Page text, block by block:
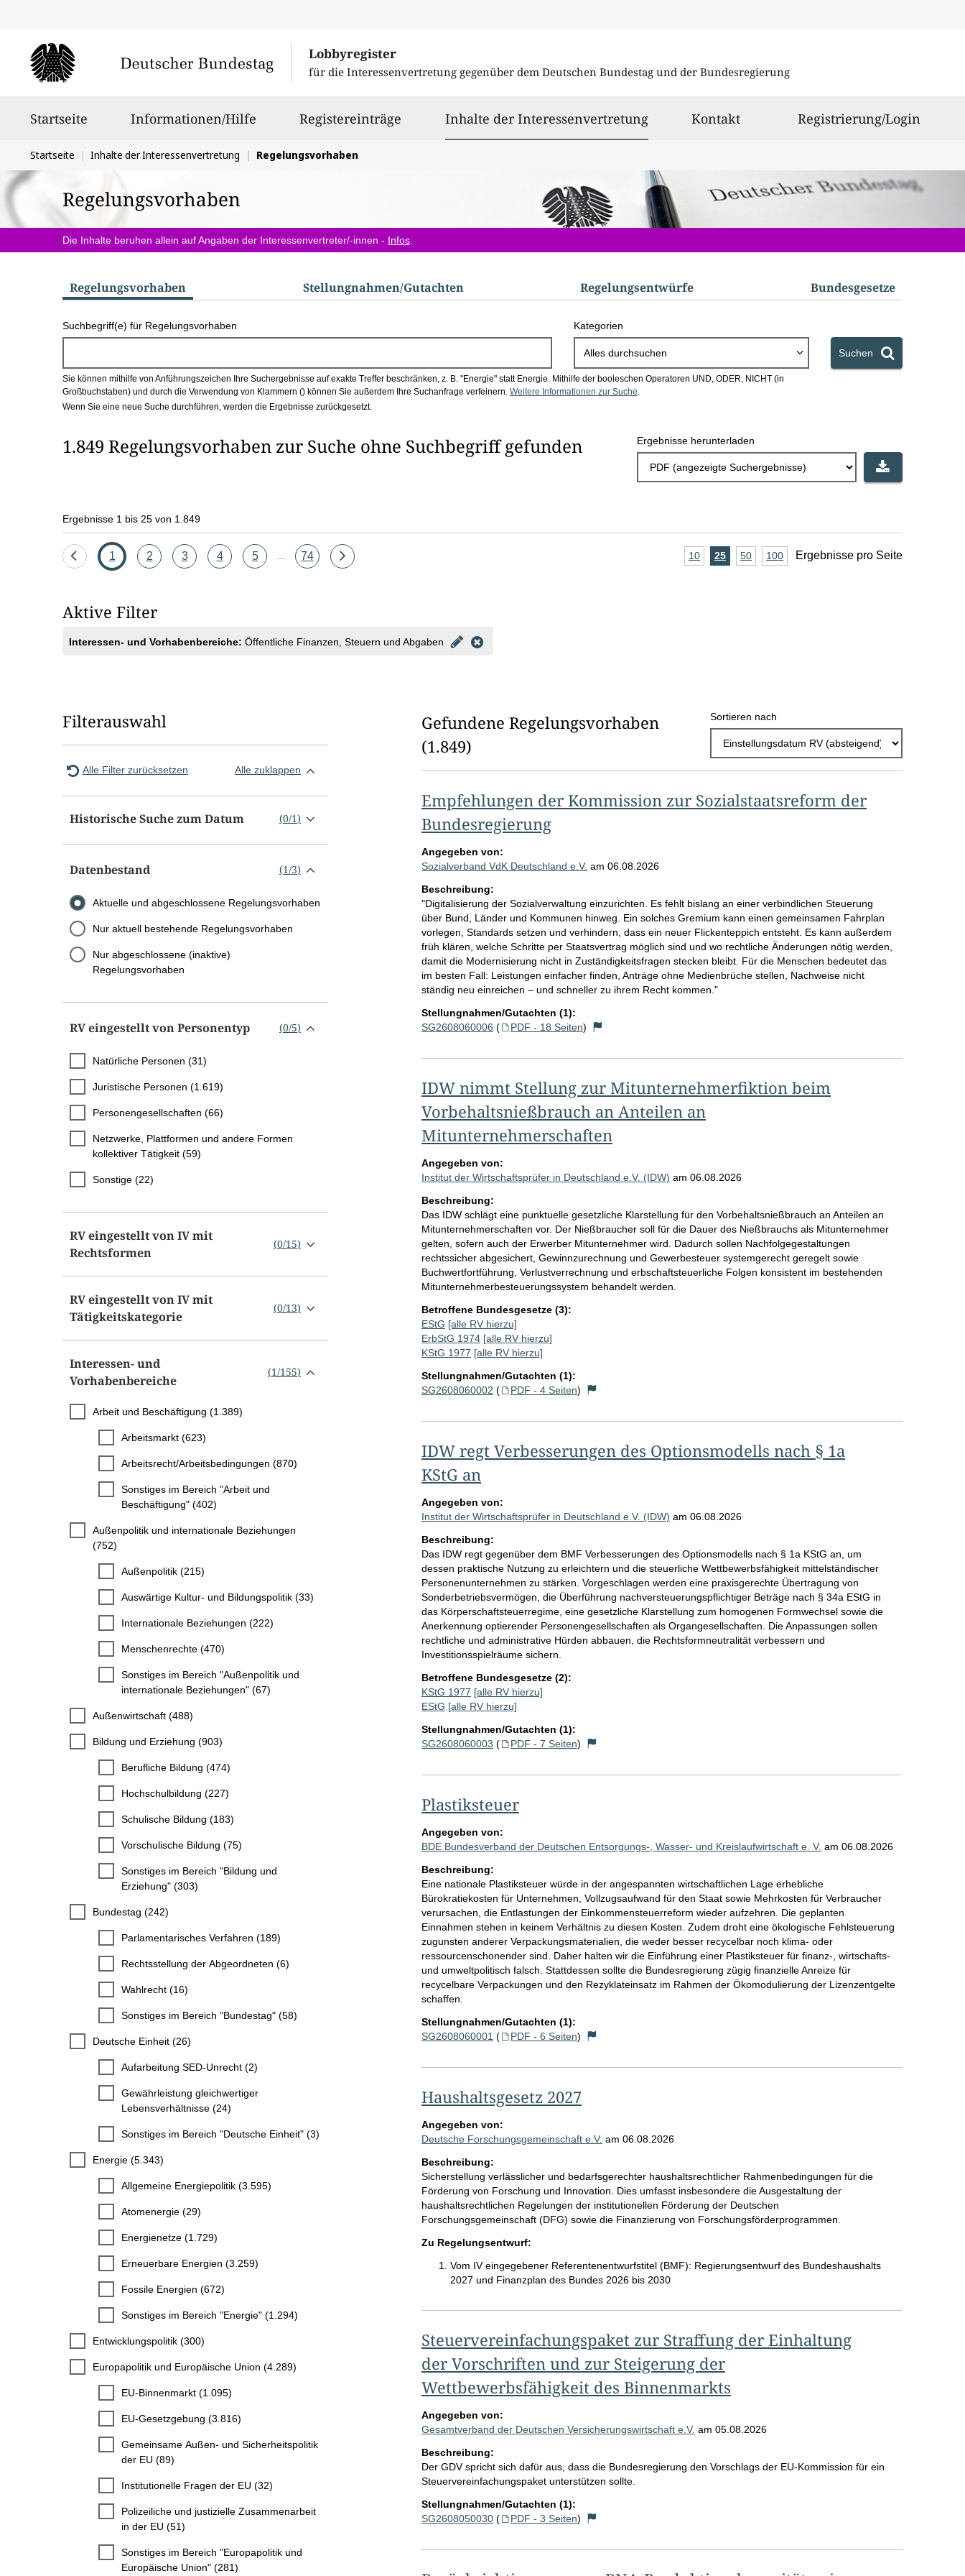
Lobbyregister
für die Interessenvertretung gegenüber dem Deutschen Bundestag und der Bundesregierung
Startseite Informationen/Hilfe Registereinträge Inhalte der Interessenvertretungausgewählt
Kontakt Registrierung/Login
Sie
befinden
sich
hier:
Startseite Inhalte der Interessenvertretung Regelungsvorhaben
Regelungsvorhaben
Die Inhalte beruhen allein auf Angaben der Interessenvertreter/-innen - Infos
S
u
c
h
b
x
Regelungs­vorhaben Stellungnahmen/​Gutachten Regelungs­entwürfe Bundes­gesetze
Suchbegriff(e) für Regelungsvorhaben Kategorien
Alles durchsuchen Suchen
Sie können mithilfe von Anführungszeichen Ihre Suchergebnisse auf exakte Treffer beschränken, z. B. "Energie" statt Energie. Mithilfe der booleschen Operatoren UND, ODER, NICHT (in
Großbuchstaben) und durch die Verwendung von Klammern () können Sie außerdem Ihre Suchanfrage verfeinern. Weitere Informationen zur Suche.
Wenn Sie eine neue Suche durchführen, werden die Ergebnisse zurückgesetzt.
1.849 Regelungsvorhaben zur Suche ohne Suchbegriff gefunden Ergebnisse herunterladen
Ergebnisse 1 bis 25 von 1.849
Eine
Seite
1 Seite
2 Seite
3 Seite
4 Seite
5 Seite
74
Eine
A
e
b
e
p
r
o
i
e
10Ergebnisse
25Ergebnisse
50Ergebnisse
100Ergebnisse
Ergebnisse pro Seite
Aktive Filter
Interessen- und Vorhabenbereiche: Öffentliche Finanzen, Steuern und Abgaben
Filterauswahl
Alle Filter zurücksetzen Alle zuklappen
Historische Suche zum Datum (0/1)
Datenbestand (1/3)
Aktuelle und abgeschlossene Regelungsvorhaben
Nur aktuell bestehende Regelungsvorhaben
Nur abgeschlossene (inaktive)
Regelungsvorhaben
RV eingestellt von Personentyp (0/5)
Natürliche Personen (31)
Juristische Personen (1.619)
Personengesellschaften (66)
Netzwerke, Plattformen und andere Formen
kollektiver Tätigkeit (59)
Sonstige (22)
RV eingestellt von IV mit
Rechtsformen
(0/15)
RV eingestellt von IV mit
Tätigkeitskategorie
(0/13)
Interessen- und
Vorhabenbereiche
(1/155)
Arbeit und Beschäftigung (1.389)
Arbeitsmarkt (623)
Arbeitsrecht/Arbeitsbedingungen (870)
Sonstiges im Bereich "Arbeit und
Beschäftigung" (402)
Außenpolitik und internationale Beziehungen
(752)
Außenpolitik (215)
Auswärtige Kultur- und Bildungspolitik (33)
Internationale Beziehungen (222)
Menschenrechte (470)
Sonstiges im Bereich "Außenpolitik und
internationale Beziehungen" (67)
Außenwirtschaft (488)
Bildung und Erziehung (903)
Berufliche Bildung (474)
Hochschulbildung (227)
Schulische Bildung (183)
Vorschulische Bildung (75)
Sonstiges im Bereich "Bildung und
Erziehung" (303)
Bundestag (242)
Parlamentarisches Verfahren (189)
Rechtsstellung der Abgeordneten (6)
Wahlrecht (16)
Sonstiges im Bereich "Bundestag" (58)
Deutsche Einheit (26)
Aufarbeitung SED-Unrecht (2)
Gewährleistung gleichwertiger
Lebensverhältnisse (24)
Sonstiges im Bereich "Deutsche Einheit" (3)
Energie (5.343)
Allgemeine Energiepolitik (3.595)
Atomenergie (29)
Energienetze (1.729)
Erneuerbare Energien (3.259)
Fossile Energien (672)
Sonstiges im Bereich "Energie" (1.294)
Entwicklungspolitik (300)
Europapolitik und Europäische Union (4.289)
EU-Binnenmarkt (1.095)
EU-Gesetzgebung (3.816)
Gemeinsame Außen- und Sicherheitspolitik
der EU (89)
Institutionelle Fragen der EU (32)
Polizeiliche und justizielle Zusammenarbeit
in der EU (51)
Sonstiges im Bereich "Europapolitik und
Europäische Union" (281)
Gefundene Regelungsvorhaben
(1.849)
Sortieren nach
Empfehlungen der Kommission zur Sozialstaatsreform der
Bundesregierung
Angegeben von:
Sozialverband VdK Deutschland e.V. am 06.08.2026
Beschreibung:
"Digitalisierung der Sozialverwaltung einzurichten. Es fehlt bislang an einer verbindlichen Steuerung
über Bund, Länder und Kommunen hinweg. Ein solches Gremium kann einen gemeinsamen Fahrplan
vorlegen, Standards setzen und verhindern, dass ein neuer Flickenteppich entsteht. Es kann außerdem
früh klären, welche Schritte per Staatsvertrag möglich sind und wo rechtliche Änderungen nötig werden,
damit die Modernisierung nicht in Zuständigkeitsfragen stecken bleibt. Für die Menschen bedeutet das
im besten Fall: Leistungen einfacher finden, Anträge ohne Medienbrüche stellen, Nachweise nicht
ständig neu einreichen – und schneller zu ihrem Recht kommen."
Stellungnahmen/Gutachten (1):
SG2608060006 ( PDF - 18 Seiten)
IDW nimmt Stellung zur Mitunternehmerfiktion beim
Vorbehaltsnießbrauch an Anteilen an
Mitunternehmerschaften
Angegeben von:
Institut der Wirtschaftsprüfer in Deutschland e.V. (IDW) am 06.08.2026
Beschreibung:
Das IDW schlägt eine punktuelle gesetzliche Klarstellung für den Vorbehaltsnießbrauch an Anteilen an
Mitunternehmerschaften vor. Der Nießbraucher soll für die Dauer des Nießbrauchs als Mitunternehmer
gelten, sofern auch der Erwerber Mitunternehmer wird. Dadurch sollen Nachfolgegestaltungen
rechtssicher abgesichert, Gewinnzurechnung und Gewerbesteuer systemgerecht geregelt sowie
Buchwertfortführung, Verlustverrechnung und erbschaftsteuerliche Folgen konsistent im bestehenden
Mitunternehmerbesteuerungssystem behandelt werden.
Betroffene Bundesgesetze (3):
EStG [alle RV hierzu]
ErbStG 1974 [alle RV hierzu]
KStG 1977 [alle RV hierzu]
Stellungnahmen/Gutachten (1):
SG2608060002 ( PDF - 4 Seiten)
IDW regt Verbesserungen des Optionsmodells nach § 1a
KStG an
Angegeben von:
Institut der Wirtschaftsprüfer in Deutschland e.V. (IDW) am 06.08.2026
Beschreibung:
Das IDW regt gegenüber dem BMF Verbesserungen des Optionsmodells nach § 1a KStG an, um
dessen praktische Nutzung zu erleichtern und die steuerliche Wettbewerbsfähigkeit mittelständischer
Personenunternehmen zu stärken. Vorgeschlagen werden eine praxisgerechte Übertragung von
Sonderbetriebsvermögen, die Überführung nachversteuerungspflichtiger Beträge nach § 34a EStG in
das Körperschaftsteuerregime, eine gesetzliche Klarstellung zum homogenen Formwechsel sowie die
Anerkennung optierender Personengesellschaften als Organgesellschaften. Die Anpassungen sollen
rechtliche und administrative Hürden abbauen, die Rechtsformneutralität verbessern und
Investitionsspielräume sichern.
Betroffene Bundesgesetze (2):
KStG 1977 [alle RV hierzu]
EStG [alle RV hierzu]
Stellungnahmen/Gutachten (1):
SG2608060003 ( PDF - 7 Seiten)
Plastiksteuer
Angegeben von:
BDE Bundesverband der Deutschen Entsorgungs-, Wasser- und Kreislaufwirtschaft e. V. am 06.08.2026
Beschreibung:
Eine nationale Plastiksteuer würde in der angespannten wirtschaftlichen Lage erhebliche
Bürokratiekosten für Unternehmen, Vollzugsaufwand für den Staat sowie Mehrkosten für Verbraucher
verursachen, die Entlastungen der Einkommensteuerreform wieder aufzehren. Die geplanten
Einnahmen stehen in keinem Verhältnis zu diesen Kosten. Zudem droht eine ökologische Fehlsteuerung
zugunsten anderer Verpackungsmaterialien, die weder besser recycelbar noch klima- oder
ressourcenschonender sind. Daher halten wir die Einführung einer Plastiksteuer für finanz-, wirtschafts-
und umweltpolitisch falsch. Stattdessen sollte die Bundesregierung zügig finanzielle Anreize für
recycelbare Verpackungen und den Rezyklateinsatz im Rahmen der Ökomodulierung der Lizenzentgelte
schaffen.
Stellungnahmen/Gutachten (1):
SG2608060001 ( PDF - 6 Seiten)
Haushaltsgesetz 2027
Angegeben von:
Deutsche Forschungsgemeinschaft e.V. am 06.08.2026
Beschreibung:
Sicherstellung verlässlicher und bedarfsgerechter haushaltsrechtlicher Rahmenbedingungen für die
Förderung von Forschung und Innovation. Dies umfasst insbesondere die Ausgestaltung der
haushaltsrechtlichen Regelungen der institutionellen Förderung der Deutschen
Forschungsgemeinschaft (DFG) sowie die Finanzierung von Forschungsförderprogrammen.
Zu Regelungsentwurf:
Vom IV eingegebener Referentenentwurfstitel (BMF): Regierungsentwurf des Bundeshaushalts
2027 und Finanzplan des Bundes 2026 bis 2030
Steuervereinfachungspaket zur Straffung der Einhaltung
der Vorschriften und zur Steigerung der
Wettbewerbsfähigkeit des Binnenmarkts
Angegeben von:
Gesamtverband der Deutschen Versicherungswirtschaft e.V. am 05.08.2026
Beschreibung:
Der GDV spricht sich dafür aus, dass die Bundesregierung den Vorschlags der EU-Kommission für ein
Steuervereinfachungspaket unterstützen sollte.
Stellungnahmen/Gutachten (1):
SG2608050030( PDF - 3 Seiten)